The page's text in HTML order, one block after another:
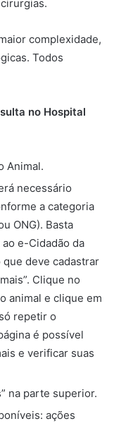
complexidade,
Todos
no Hospital
Animal.
necessário
a categoria
ONG). Basta
e-Cidadão da
deve cadastrar
Clique no
animal e clique em
repetir o
é possível
e verificar suas
na parte superior.
ações